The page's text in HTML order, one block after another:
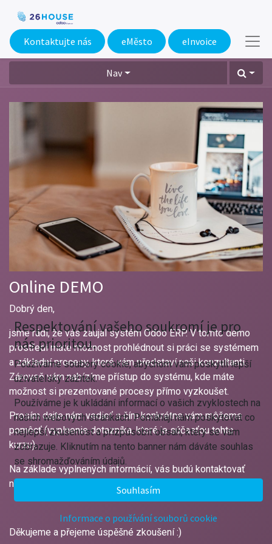
Kontaktujte nás eMěsto​ eInvoice
Nav
Online DEMO
Dobrý den,
jsme rádi, že vás zaujal systém Odoo ERP. V tomto demo
prostředí máte možnost prohlédnout si práci se systémem
a základní procesy, které vám představí naši konzultanti.
Zároveň vám nabízíme přístup do systému, kde máte
možnost si prezentované procesy přímo vyzkoušet.
Prosím dajte nám vedieť s čím konkrétne vám môžeme
pomôcť (vyplnenie dotazníka, ktoré je súčasťou tohto
kurzu).
Na základe vyplnených informácií, vás budú kontaktovať
naši kolegovia a dohodnú s vami ďalší postup.
Děkujeme a přejeme úspěšné zkoušení :)
Respektování vašeho soukromí je pro
nás prioritou.
Používáme soubory cookie, abychom vám poskytli lepší
uživatelský zážitek.
Používáme je k ukládání informací o vašich zvyklostech na
našich webových stránkách. Pomáhají nám poskytovat co
nejlepší zkušenost a přizpůsobit obsah, který se vám
zobrazuje. Kliknutím na tento banner nám dáváte souhlas
se shromažďováním údajů.
Souhlasím
Informace o používání souborů cookie